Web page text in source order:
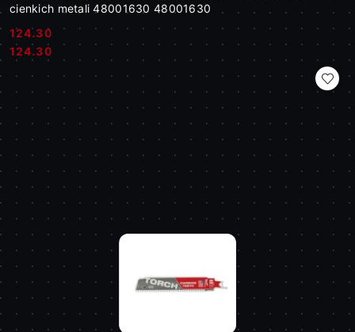
cienkich metali 48001630 48001630
Cena:
124.30
Cena:
124.30